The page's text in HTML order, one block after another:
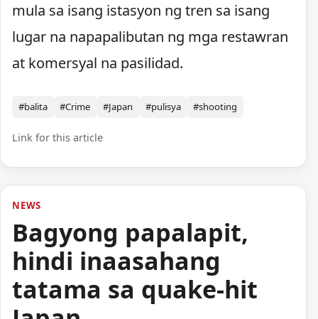
mula sa isang istasyon ng tren sa isang
lugar na napapalibutan ng mga restawran
at komersyal na pasilidad.
#balita #Crime #Japan #pulisya #shooting
Link for this article
NEWS
Bagyong papalapit,
hindi inaasahang
tatama sa quake-hit